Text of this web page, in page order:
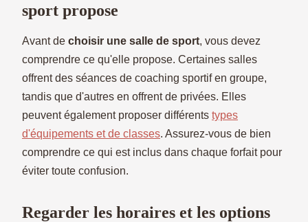
sport propose
Avant de choisir une salle de sport, vous devez
comprendre ce qu'elle propose. Certaines salles
offrent des séances de coaching sportif en groupe,
tandis que d'autres en offrent de privées. Elles
peuvent également proposer différents types
d'équipements et de classes. Assurez-vous de bien
comprendre ce qui est inclus dans chaque forfait pour
éviter toute confusion.
Regarder les horaires et les options